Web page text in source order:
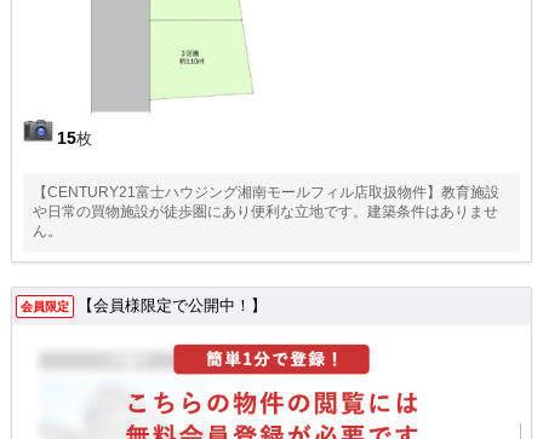
15枚
【CENTURY21富士ハウジング湘南モールフィル店取扱物件】教育施設
や日常の買物施設が徒歩圏にあり便利な立地です。建築条件はありませ
ん。
会員限定 【会員様限定で公開中！】